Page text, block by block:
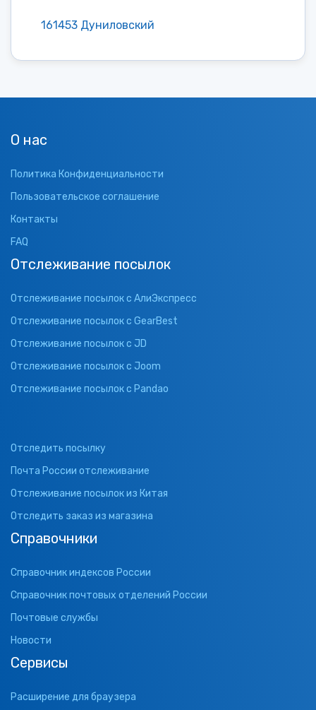
161453 Дуниловский
О нас
Политика Конфиденциальности
Пользовательское соглашение
Контакты
FAQ
Отслеживание посылок
Отслеживание посылок с АлиЭкспресс
Отслеживание посылок с GearBest
Отслеживание посылок с JD
Отслеживание посылок с Joom
Отслеживание посылок с Pandao
Отследить посылку
Почта России отслеживание
Отслеживание посылок из Китая
Отследить заказ из магазина
Справочники
Справочник индексов России
Справочник почтовых отделений России
Почтовые службы
Новости
Сервисы
Расширение для браузера